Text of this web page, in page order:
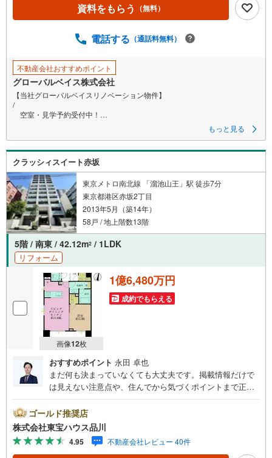
資料をもらう （無料）
電話する （通話料無料）
不動産会社おすすめポイント
グローバルベイス株式会社
【当社グローバルベイスリノベーション物件】
/
空室・見学予約受付中！
～～～～～～～～～～～～～～～
■「シミズハイブリッドコアウォール制震システム」採用、
柱や梁を抑えた開放的な空間×高い耐震性を叶える設計
■＜長期優良住宅＞認定マンション
■コンシェルジュ・ポーターサービス有
（宅配便やゲスト対応、タクシー手配など）
■スカイラウンジなど多彩な共用設備有
■安心の5段階セキュリティ採用
■約17.6帖のLDK・室内新規リノベーション済
～～～～～～～～～～～～～～～
-Daigasグループの当社グローバルベイス-
リノベーションマンション累計6000戸の供給実績！
多くの物件調達・リノベーション実績で培ったノウハウがございます。
ご予約いただくとご見学がスムーズです！
【営業時間 10:00～19:00】
スマホの方は右下の電話ボタンをタッチ。
または「室内・現地を見学する（無料）」ボタンよりご希望の日時をご記
お気軽にお問い合わせください！
もっと見る
クラッシィスイート赤坂
東京メトロ南北線 「溜池山王」駅 徒歩7分
東京都港区赤坂2丁目
2013年5月（築14年）
58戸 / 地上階数13階
5階 / 南東 / 42.12m2 / 1LDK
リフォーム
画像12枚
1億6,480万円
成約でもらえる
おすすめポイント 永田 卓也
まだ何も決まっていなくても大丈夫です。掲載情報だけで
は見えない注意点や、住んでから気づくポイントまで正直
とも包み隠さずお伝えし、「納得して選ぶ」ためのサポー
トを大切にしています。現地でしか分からないリアルな情
報も含めて、一緒に後悔しない住まい探しを進めていきま
しょう。まずはお気軽にご相談ください。【Yahoo！ 不動
ゴールド推奨店
株式会社東宝ハウス品川
4.95 不動産会社レビュー 40件